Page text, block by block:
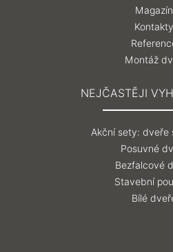
Magazín
Kontakty
Montáž
NEJČASTĚJI
Akční sety: dveře
Posuvné
Bezfalcové
Stavební
Bílé